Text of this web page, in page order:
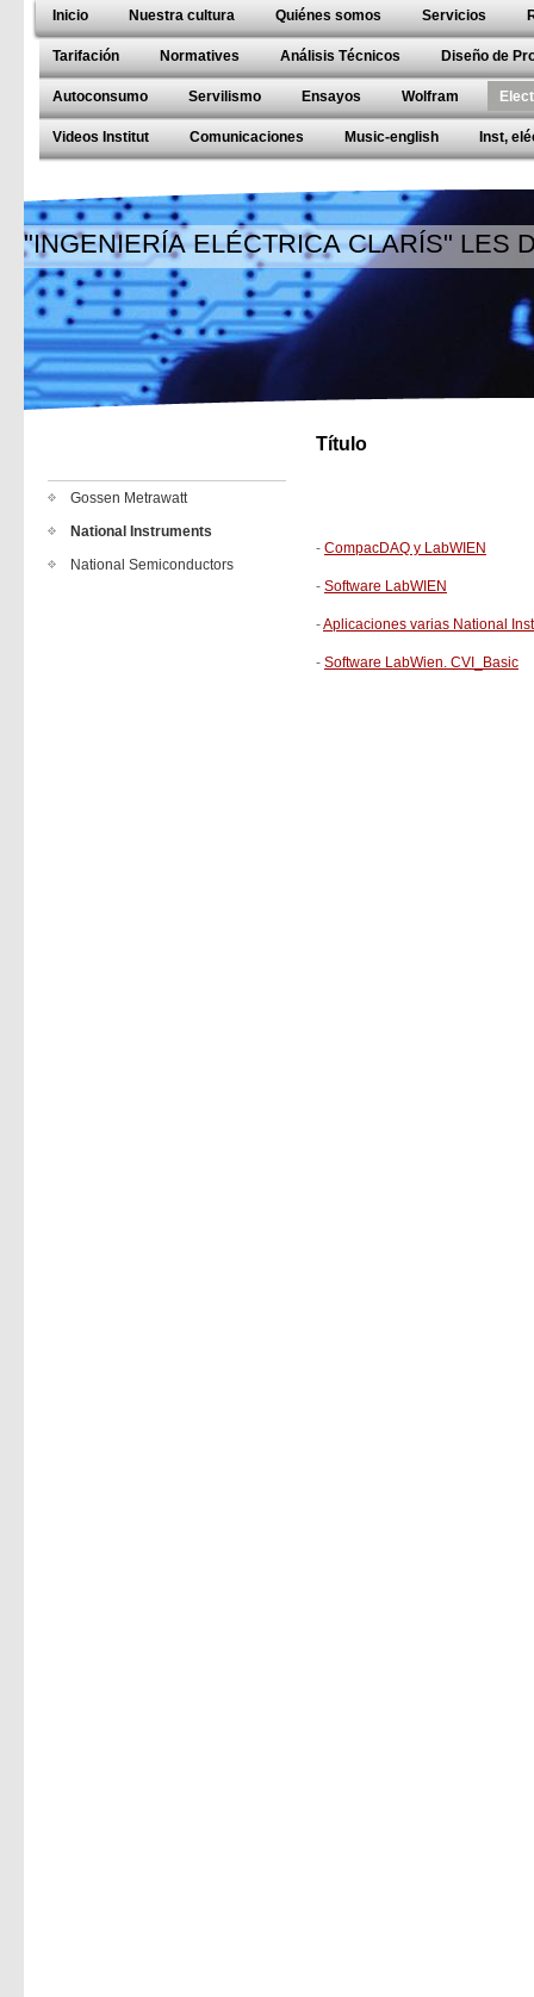
Inicio Nuestra cultura Quiénes somos Servicios
Tarifación Normatives Análisis Técnicos Diseño de
Autoconsumo Servilismo Ensayos Wolfram
Videos Institut Comunicaciones Music-english Inst,
"INGENIERÍA ELÉCTRICA CLARÍS" LES
Gossen Metrawatt
National Instruments
National Semiconductors
Título
- CompacDAQ y LabWIEN
- Software LabWIEN
-Aplicaciones varias National
- Software LabWien. CVI_Basic